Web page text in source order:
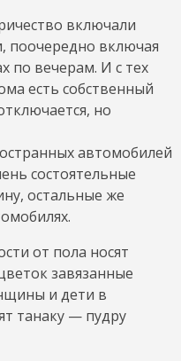
включали
поочередно включая
по вечерам. И с тех
есть собственный
но
автомобилей
состоятельные
остальные же
от пола носят
завязанные
и дети в
танаку — пудру